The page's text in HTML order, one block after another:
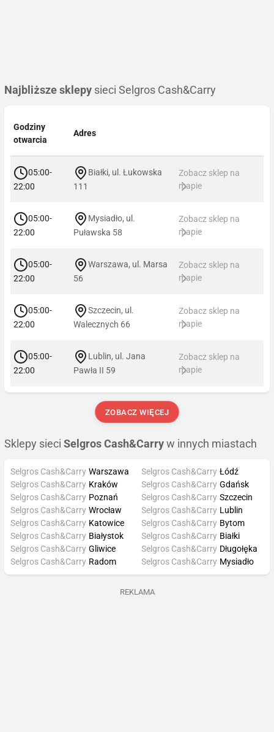
Najbliższe sklepy sieci Selgros Cash&Carry
Godziny
otwarcia
Adres
05:00-
22:00
Białki, ul. Łukowska
111
Zobacz sklep na
mapie
05:00-
22:00
Mysiadło, ul.
Puławska 58
Zobacz sklep na
mapie
05:00-
22:00
Warszawa, ul. Marsa
56
Zobacz sklep na
mapie
05:00-
22:00
Szczecin, ul.
Walecznych 66
Zobacz sklep na
mapie
05:00-
22:00
Lublin, ul. Jana
Pawła II 59
Zobacz sklep na
mapie
ZOBACZ WIĘCEJ
Sklepy sieci Selgros Cash&Carry w innych miastach
Selgros Cash&Carry Warszawa
Selgros Cash&Carry Kraków
Selgros Cash&Carry Poznań
Selgros Cash&Carry Wrocław
Selgros Cash&Carry Łódź
Selgros Cash&Carry Gdańsk
Selgros Cash&Carry Szczecin
Selgros Cash&Carry Lublin
Selgros Cash&Carry Katowice
Selgros Cash&Carry Białystok
Selgros Cash&Carry Gliwice
Selgros Cash&Carry Radom
Selgros Cash&Carry Bytom
Selgros Cash&Carry Białki
Selgros Cash&Carry Długołęka
Selgros Cash&Carry Mysiadło
REKLAMA